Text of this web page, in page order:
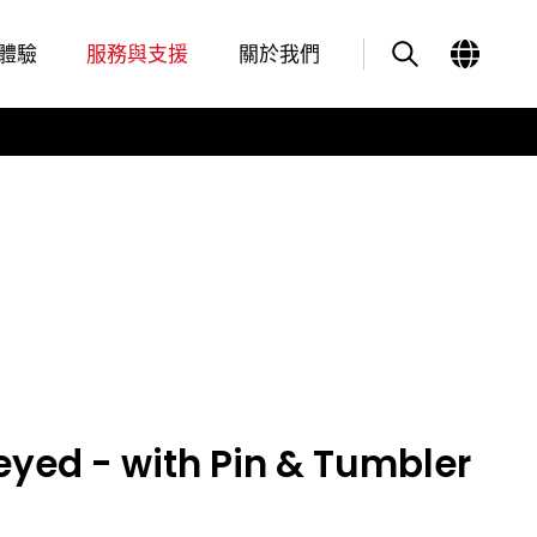
驗 服務與支援 關於我們
- with Pin & Tumbler